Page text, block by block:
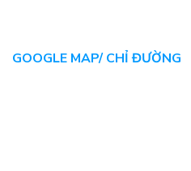
GOOGLE MAP/ CHỈ ĐƯỜNG